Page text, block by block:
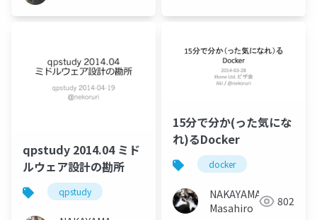
qpstudy 2014.04 ミド
ルウェア設計の勘所
qpstudy
15分で分か(った気にな
れ)るDocker
docker
NAKAYAMA
Masahiro
802